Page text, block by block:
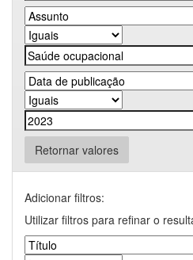
Retornar valores
Adicionar filtros:
Utilizar filtros para refinar o